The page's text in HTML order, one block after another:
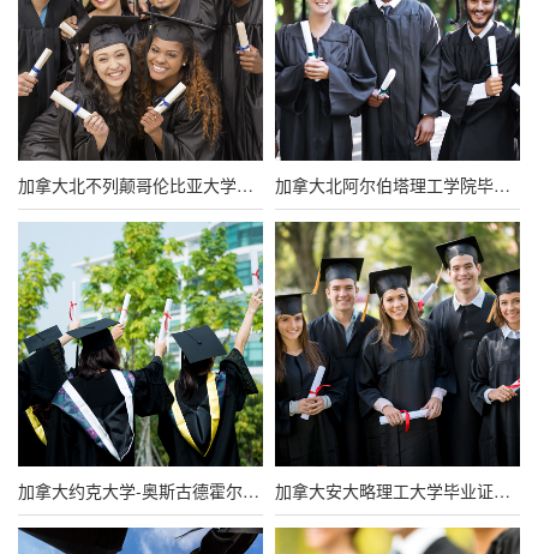
加拿大北不列颠哥伦比亚大学毕业证图片（原版定制） 加拿大北阿尔伯塔理工学院毕业证样本（原版定制）
加拿大约克大学-奥斯古德霍尔法学院毕业证图片（原版定制） 加拿大安大略理工大学毕业证图片（高清样本）